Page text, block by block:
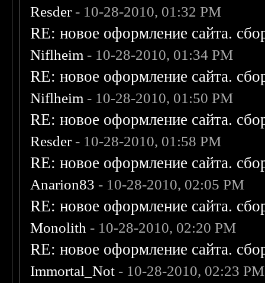
Resder- 10-28-2010, 01:32 PM
RE: новое оформление сайта.
Niflheim - 10-28-2010, 01:34 PM
RE: новое оформление сайта.
Niflheim - 10-28-2010, 01:50 PM
RE: новое оформление сайта.
Resder- 10-28-2010, 01:58 PM
RE: новое оформление сайта.
Anarion83 - 10-28-2010, 02:05 PM
RE: новое оформление сайта.
Monolith - 10-28-2010, 02:20 PM
RE: новое оформление сайта.
Immortal_Not - 10-28-2010, 02:23 PM